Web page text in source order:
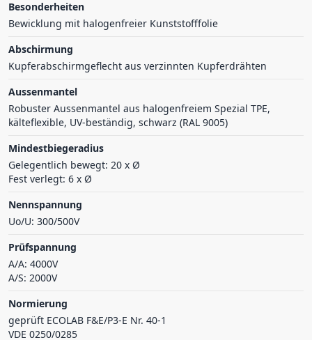
Besonderheiten
Bewicklung mit halogenfreier Kunststofffolie
Abschirmung
Kupferabschirmgeflecht aus verzinnten Kupferdrähten
Aussenmantel
Robuster Aussenmantel aus halogenfreiem Spezial TPE,
kälteflexible, UV-beständig, schwarz (RAL 9005)
Mindestbiegeradius
Gelegentlich bewegt: 20 x Ø
Fest verlegt: 6 x Ø
Nennspannung
Uo/U: 300/500V
Prüfspannung
A/A: 4000V
A/S: 2000V
Normierung
geprüft ECOLAB F&E/P3-E Nr. 40-1
VDE 0250/0285